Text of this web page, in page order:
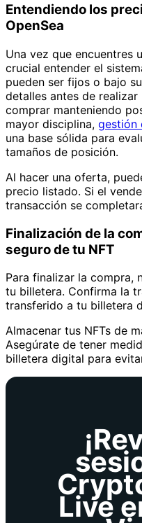
Entendiendo los
OpenSea
Una vez que encuentres
crucial entender el
pueden ser fijos o bajo
detalles antes de
comprar manteniendo
mayor disciplina, gestión
una base sólida para
tamaños de posición.
Al hacer una oferta,
precio listado. Si el
transacción se
Finalización de la
seguro de tu NFT
Para finalizar la compra,
tu billetera. Confirma la
transferido a tu billetera
Almacenar tus NFTs de
Asegúrate de tener
billetera digital para
Live